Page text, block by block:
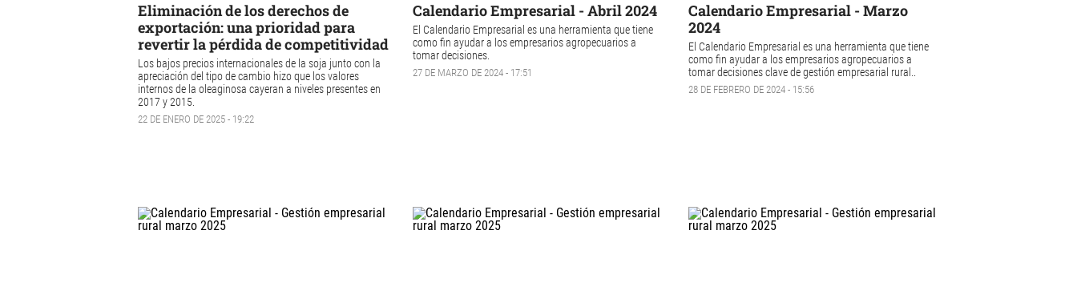
Eliminación de los derechos de
exportación: una prioridad para
revertir la pérdida de competitividad
Los bajos precios internacionales de la soja junto con la
apreciación del tipo de cambio hizo que los valores
internos de la oleaginosa cayeran a niveles presentes en
2017 y 2015.
22 DE ENERO DE 2025 - 19:22
Calendario Empresarial - Abril 2024
El Calendario Empresarial es una herramienta que tiene
como fin ayudar a los empresarios agropecuarios a
tomar decisiones.
27 DE MARZO DE 2024 - 17:51
Calendario Empresarial - Marzo
2024
El Calendario Empresarial es una herramienta que tiene
como fin ayudar a los empresarios agropecuarios a
tomar decisiones clave de gestión empresarial rural..
28 DE FEBRERO DE 2024 - 15:56